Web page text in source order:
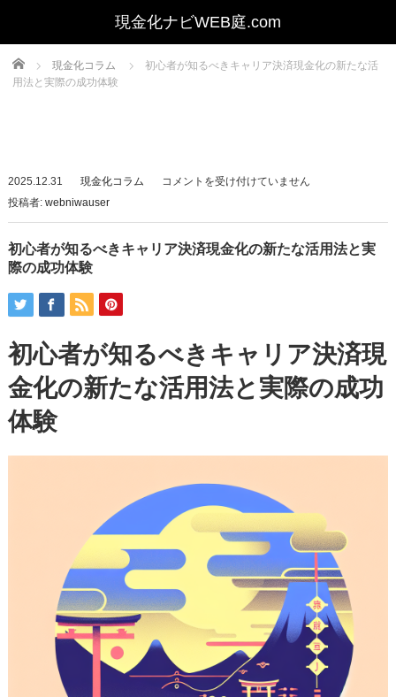
Home 現金化コラム
初心者が知るべきキャリア決済現金化の新たな活
用法と実際の成功体験
2025.12.31 現金化コラム
初
者
が
キ
リ
済
化
な
用
と
コメントを受け付けていません
投稿者: webniwauser
初心者が知るべきキャリア決済現金化の新たな活用法と実
際の成功体験
初心者が知るべきキャリア決済現
金化の新たな活用法と実際の成功
体験